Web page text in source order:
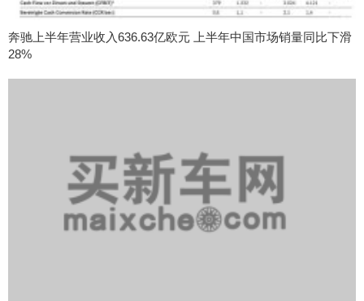
奔驰上半年营业收入636.63亿欧元 上半年中国市场销量同比下滑
28%